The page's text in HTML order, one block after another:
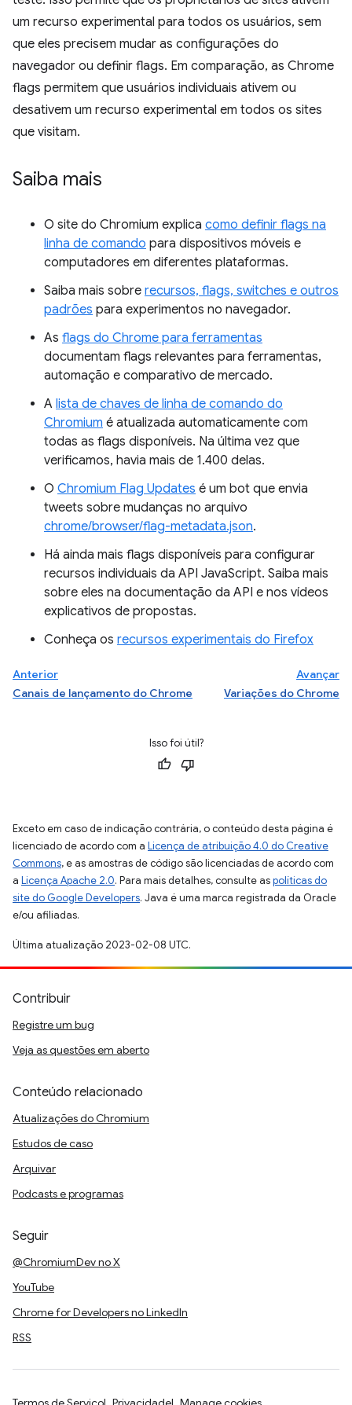
um recurso experimental para todos os usuários, sem
que eles precisem mudar as configurações do
navegador ou definir flags. Em comparação, as Chrome
flags permitem que usuários individuais ativem ou
desativem um recurso experimental em todos os sites
que visitam.
Saiba mais
O site do Chromium explica como definir flags na
linha de comando para dispositivos móveis e
computadores em diferentes plataformas.
Saiba mais sobre recursos, flags, switches e outros
padrões para experimentos no navegador.
As flags do Chrome para ferramentas
documentam flags relevantes para ferramentas,
automação e comparativo de mercado.
A lista de chaves de linha de comando do
Chromium é atualizada automaticamente com
todas as flags disponíveis. Na última vez que
verificamos, havia mais de 1.400 delas.
O Chromium Flag Updates é um bot que envia
tweets sobre mudanças no arquivo
chrome/browser/flag-metadata.json.
Há ainda mais flags disponíveis para configurar
recursos individuais da API JavaScript. Saiba mais
sobre eles na documentação da API e nos vídeos
explicativos de propostas.
Conheça os recursos experimentais do Firefox
Anterior
Canais de lançamento do Chrome
Avançar
Variações do Chrome
Isso foi útil?
Exceto em caso de indicação contrária, o conteúdo desta página é
licenciado de acordo com a Licença de atribuição 4.0 do Creative
Commons, e as amostras de código são licenciadas de acordo com
a Licença Apache 2.0. Para mais detalhes, consulte aspolíticas do
site do Google Developers. Java é uma marca registrada da Oracle
e/ou afiliadas.
Última atualização 2023-02-08 UTC.
Contribuir
Registre um bug
Veja as questões em aberto
Conteúdo relacionado
Atualizações do Chromium
Estudos de caso
Arquivar
Podcasts e programas
Seguir
@ChromiumDev no X
YouTube
Chrome for Developers no LinkedIn
RSS